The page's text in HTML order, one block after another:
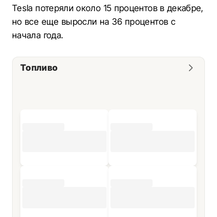
Tesla потеряли около 15 процентов в декабре,
но все еще выросли на 36 процентов с
начала года.
Топливо